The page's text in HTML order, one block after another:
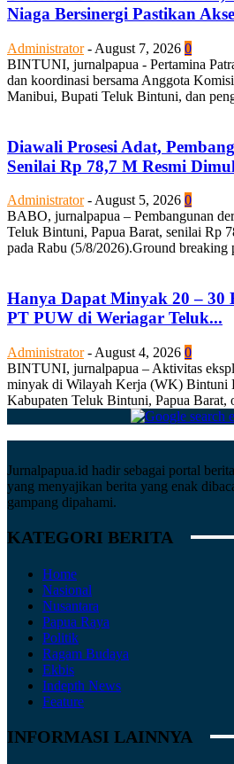
Niaga Bersinergi Pastikan
Administrator - August 7, 2026 0
BINTUNI, jurnalpapua - Pertamina
dan koordinasi bersama Anggota
Manibui, Bupati Teluk Bintuni, dan
Diawali Prosesi Adat,
Senilai Rp 78,7 M Resmi
Administrator - August 5, 2026 0
BABO, jurnalpapua – Pembangunan
Teluk Bintuni, Papua Barat, senilai Rp
pada Rabu (5/8/2026).Ground breaking
Hanya Dapat Minyak 20 – 30
PT PUW di Weriagar Teluk...
Administrator - August 4, 2026 0
BINTUNI, jurnalpapua – Aktivitas
minyak di Wilayah Kerja (WK) Bintuni
Kabupaten Teluk Bintuni, Papua Barat,
Jurnalpapua.id hadir sebagai portal
yang menyajikan berita yang enak
gampang dipahami.
KATEGORI BERITA
Home
Nasional
Nusantara
Papua Raya
Politik
Ragam Budaya
Ekbis
Indepth News
Feature
INFORMASI LAINNYA